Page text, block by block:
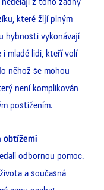
které žijí plným
hybnosti vykonávají
i mladé lidi, kteří volí
něhož se mohou
není komplikován
postižením.
obtížemi
odbornou pomoc.
a současná